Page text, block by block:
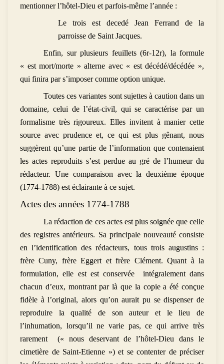
mentionner l’hôtel-Dieu et parfois-même l’année :
Le trois est decedé Jean Ferrand de la
parroisse de Saint Jacques.
Enfin, sur plusieurs feuillets (6r-12r), la formule
« est mort/morte » alterne avec « est décédé/décédée »,
qui finira par s’imposer comme option unique.
Toutes ces variantes sont sujettes à caution dans un
domaine, celui de l’état-civil, qui se caractérise par un
formalisme très rigoureux. Elles invitent à manier cette
source avec prudence et, ce qui est plus gênant, nous
suggèrent qu’une partie de l’information que contenaient
les actes reproduits s’est perdue au gré de l’humeur du
rédacteur. Une comparaison avec la deuxième époque
(1774-1788) est éclairante à ce sujet.
Actes des années 1774-1788
La rédaction de ces actes est plus soignée que celle
des registres antérieurs. Sa principale nouveauté consiste
en l’identification des rédacteurs, tous trois augustins :
frère Cuny, frère Eggert et frère Clément. Quant à la
formulation, elle est est conservée intégralement dans
chacun d’eux, montrant par là que la copie a été conçue
fidèle à l’original, alors qu’on aurait pu se dispenser de
reproduire la qualité de son auteur et le lieu de
l’inhumation, lorsqu’il ne varie pas, ce qui arrive très
rarement (« nous deservant de l’hôtel-Dieu dans le
cimetière de Saint-Etienne ») et se contenter de préciser